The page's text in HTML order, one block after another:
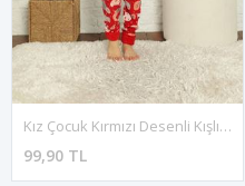
Kız Çocuk Kırmızı Desenli Kışlık Polar Pijama Takımı 13F-20024
99,90 TL